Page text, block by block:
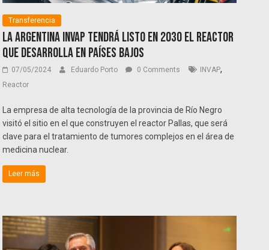
Transferencia
La argentina INVAP tendrá listo en 2030 el reactor
que desarrolla en Países Bajos
07/05/2024 Eduardo Porto 0 Comments INVAP,
Reactor
La empresa de alta tecnología de la provincia de Río Negro
visitó el sitio en el que construyen el reactor Pallas, que será
clave para el tratamiento de tumores complejos en el área de
medicina nuclear.
Leer más